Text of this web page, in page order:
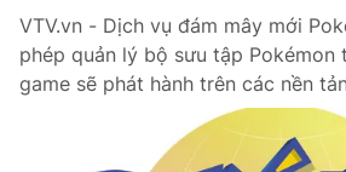
VTV.vn - Dịch vụ đám mây mới
phép quản lý bộ sưu tập Pokémon
game sẽ phát hành trên các nền